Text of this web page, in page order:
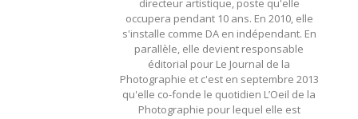
directeur artistique, poste qu'elle
occupera pendant 10 ans. En 2010, elle
s'installe comme DA en indépendant. En
parallèle, elle devient responsable
éditorial pour Le Journal de la
Photographie et c'est en septembre 2013
qu'elle co-fonde le quotidien L’Oeil de la
Photographie pour lequel elle est